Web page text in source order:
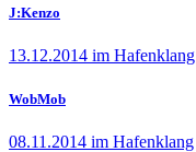
J:Kenzo
13.12.2014 im Hafenklang
WobMob
08.11.2014 im Hafenklang